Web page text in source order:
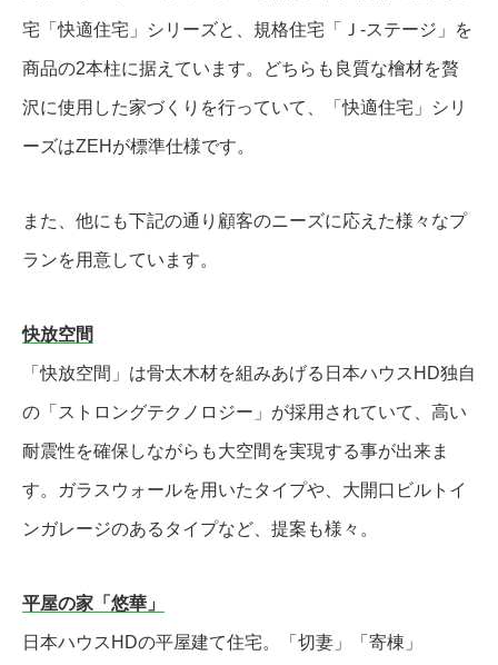
宅「快適住宅」シリーズと、規格住宅「Ｊ-ステージ」を
商品の2本柱に据えています。どちらも良質な檜材を贅
沢に使用した家づくりを行っていて、「快適住宅」シリ
ーズはZEHが標準仕様です。
また、他にも下記の通り顧客のニーズに応えた様々なプ
ランを用意しています。
快放空間
「快放空間」は骨太木材を組みあげる日本ハウスHD独自
の「ストロングテクノロジー」が採用されていて、高い
耐震性を確保しながらも大空間を実現する事が出来ま
す。ガラスウォールを用いたタイプや、大開口ビルトイ
ンガレージのあるタイプなど、提案も様々。
平屋の家「悠華」
日本ハウスHDの平屋建て住宅。「切妻」「寄棟」